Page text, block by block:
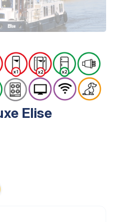
Elise